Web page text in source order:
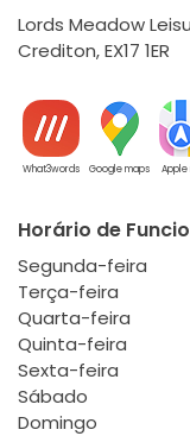
Lords Meadow
Crediton, EX17 1ER
What3words Google maps Apple
Horário de
Segunda-feira
Terça-feira
Quarta-feira
Quinta-feira
Sexta-feira
Sábado
Domingo